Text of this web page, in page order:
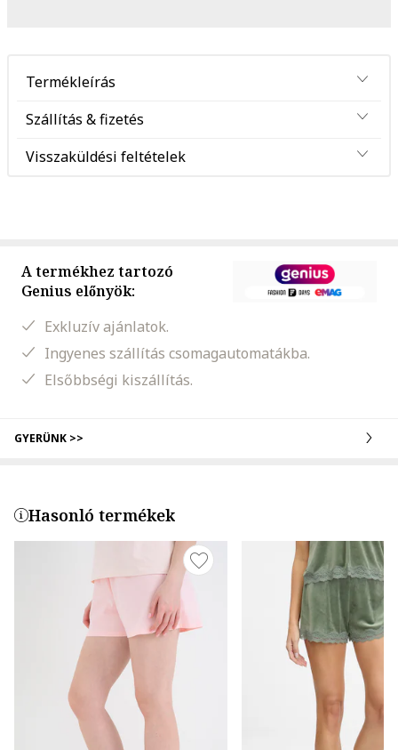
Termékleírás
Szállítás & fizetés
Visszaküldési feltételek
A termékhez tartozó
Genius előnyök:
Exkluzív ajánlatok.
Ingyenes szállítás csomagautomatákba.
Elsőbbségi kiszállítás.
GYERÜNK >>
Hasonló termékek